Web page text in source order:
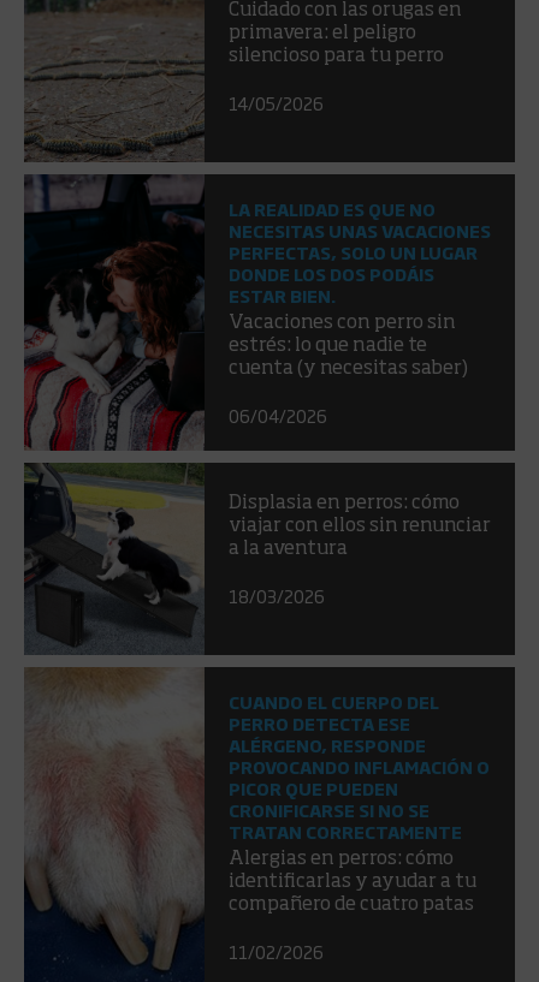
Cuidado con las orugas en
primavera: el peligro
silencioso para tu perro
14/05/2026
LA REALIDAD ES QUE NO
NECESITAS UNAS VACACIONES
PERFECTAS, SOLO UN LUGAR
DONDE LOS DOS PODÁIS
ESTAR BIEN.
Vacaciones con perro sin
estrés: lo que nadie te
cuenta (y necesitas saber)
06/04/2026
Displasia en perros: cómo
viajar con ellos sin renunciar
a la aventura
18/03/2026
CUANDO EL CUERPO DEL
PERRO DETECTA ESE
ALÉRGENO, RESPONDE
PROVOCANDO INFLAMACIÓN O
PICOR QUE PUEDEN
CRONIFICARSE SI NO SE
TRATAN CORRECTAMENTE
Alergias en perros: cómo
identificarlas y ayudar a tu
compañero de cuatro patas
11/02/2026